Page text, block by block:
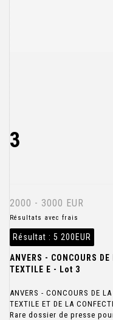
3
2000 - 3000 EUR
Résultats avec frais
Résultat : 5 200EUR
ANVERS - CONCOURS
TEXTILE E - Lot 3
ANVERS - CONCOURS DE
TEXTILE ET DE LA
Rare dossier de presse